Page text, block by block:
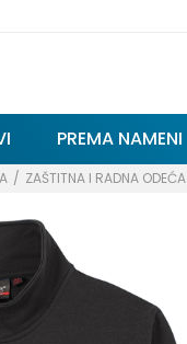
PREMA NAMENI
ZAŠTITNA I RADNA ODEĆA